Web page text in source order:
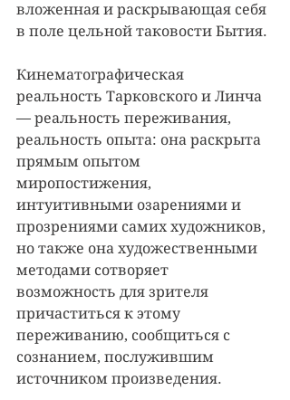
вложенная и раскрывающая себя
в поле цельной таковости Бытия.
Кинематографическая
реальность Тарковского и Линча
— реальность переживания,
реальность опыта: она раскрыта
прямым опытом
миропостижения,
интуитивными озарениями и
прозрениями самих художников,
но также она художественными
методами сотворяет
возможность для зрителя
причаститься к этому
переживанию, сообщиться с
сознанием, послужившим
источником произведения.